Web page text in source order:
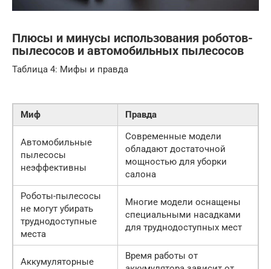
Плюсы и минусы использования роботов-
пылесосов и автомобильных пылесосов
Таблица 4: Мифы и правда
Миф Правда
Автомобильные
пылесосы
неэффективны
Современные модели
обладают достаточной
мощностью для уборки
салона
Роботы-пылесосы
не могут убирать
труднодоступные
места
Многие модели оснащены
специальными насадками
для труднодоступных мест
Аккумуляторные
Время работы от